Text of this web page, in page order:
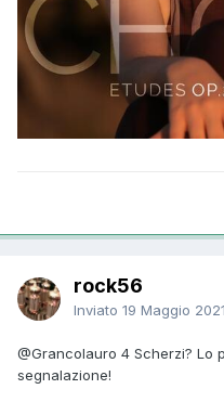
rock56
Inviato 19 Maggio 2021
@Grancolauro 4 Scherzi? Lo
segnalazione!